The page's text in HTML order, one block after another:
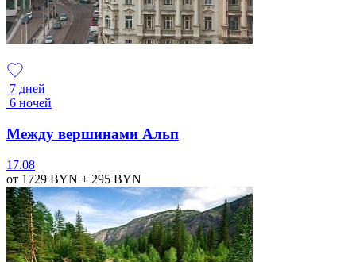
7 дней
6 ночей
Между вершинами Альп
17.08
от 1729 BYN + 295 BYN